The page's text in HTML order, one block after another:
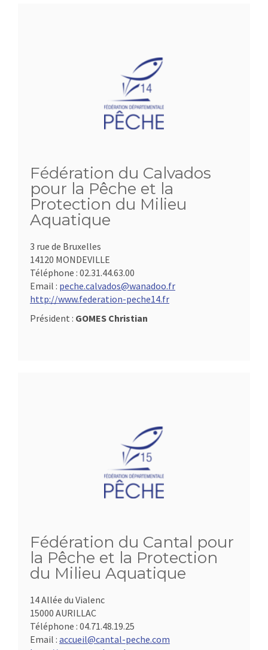
Fédération du Calvados
pour la Pêche et la
Protection du Milieu
Aquatique
3 rue de Bruxelles
14120 MONDEVILLE
Téléphone : 02.31.44.63.00
Email : peche.calvados@wanadoo.fr
http://www.federation-peche14.fr
Président : GOMES Christian
Fédération du Cantal pour
la Pêche et la Protection
du Milieu Aquatique
14 Allée du Vialenc
15000 AURILLAC
Téléphone : 04.71.48.19.25
Email : accueil@cantal-peche.com